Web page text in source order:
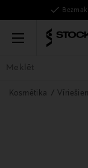
Menu
VISAS PRECES
Kosmētika